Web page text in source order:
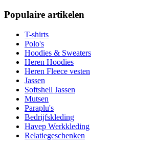
Populaire artikelen
T-shirts
Polo's
Hoodies & Sweaters
Heren Hoodies
Heren Fleece vesten
Jassen
Softshell Jassen
Mutsen
Paraplu's
Bedrijfskleding
Havep Werkkleding
Relatiegeschenken